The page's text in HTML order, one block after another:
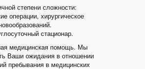
степени сложности:
операции, хирургическое
стационар.
медицинская помощь. Мы
Ваши ожидания в отношении
пребывания в медицинских